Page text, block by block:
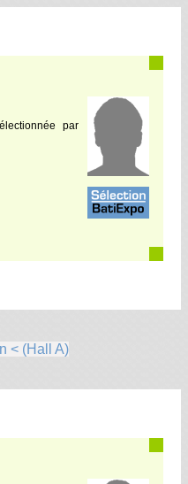
par
< (Hall A)